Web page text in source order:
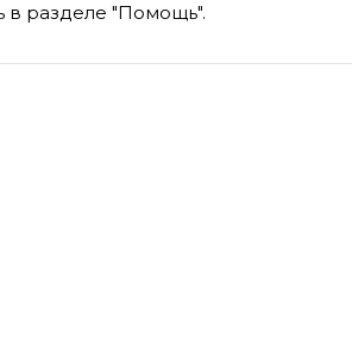
в разделе "Помощь".